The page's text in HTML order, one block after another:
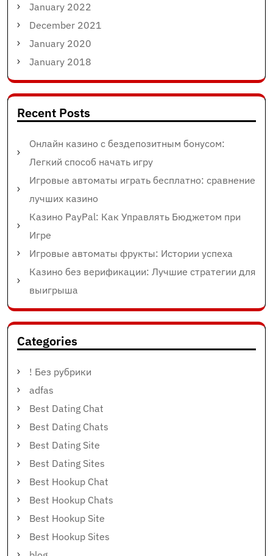
January 2022
December 2021
January 2020
January 2018
Recent Posts
Онлайн казино с бездепозитным бонусом:
Легкий способ начать игру
Игровые автоматы играть бесплатно: сравнение
лучших казино
Казино PayPal: Как Управлять Бюджетом при
Игре
Игровые автоматы фрукты: Истории успеха
Казино без верификации: Лучшие стратегии для
выигрыша
Categories
! Без рубрики
adfas
Best Dating Chat
Best Dating Chats
Best Dating Site
Best Dating Sites
Best Hookup Chat
Best Hookup Chats
Best Hookup Site
Best Hookup Sites